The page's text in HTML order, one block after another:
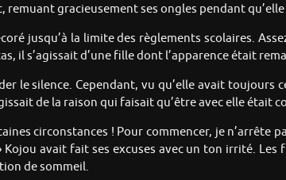
gracieusement ses ongles pendant
jusqu’à la limite des règlements scolaires.
il s’agissait d’une fille dont l’apparence était
le silence. Cependant, vu qu’elle avait toujours
de la raison qui faisait qu’être avec elle était
circonstances ! Pour commencer, je
avait fait ses excuses avec un ton irrité. Les
de sommeil.